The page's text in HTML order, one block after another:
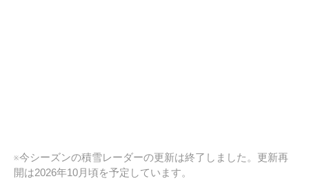
※今シーズンの積雪レーダーの更新は終了しました。更新再
開は2026年10月頃を予定しています。